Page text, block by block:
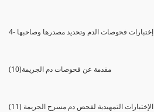
4- إختبارات فحوصات الدم وتحديد مصدرها وصاحبها
(10)مقدمة عن فحوصات دم الجريمة
(11) الإختبارات التمهيدية لفحص دم مسرح الجريمة